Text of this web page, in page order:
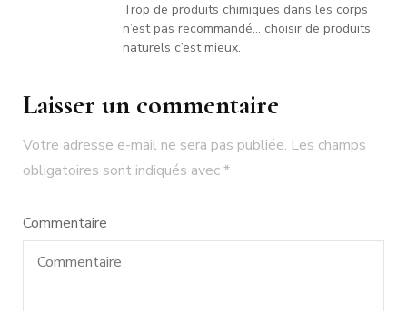
Trop de produits chimiques dans les corps
n’est pas recommandé… choisir de produits
naturels c’est mieux.
Laisser un commentaire
Votre adresse e-mail ne sera pas publiée. Les champs
obligatoires sont indiqués avec*
Commentaire